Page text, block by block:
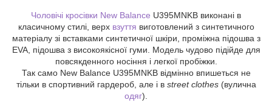
Чоловічі кросівки New Balance U395MNKB виконані в
класичному стилі, верх взуття виготовлений з синтетичного
матеріалу зі вставками синтетичної шкіри, проміжна підошва з
EVA, підошва з високоякісної гуми. Модель чудово підійде для
повсякденного носіння і легкої пробіжки.
Так само New Balance U395MNKB відмінно впишеться не
тільки в спортивний гардероб, але і в street clothes(вулична
одяг).